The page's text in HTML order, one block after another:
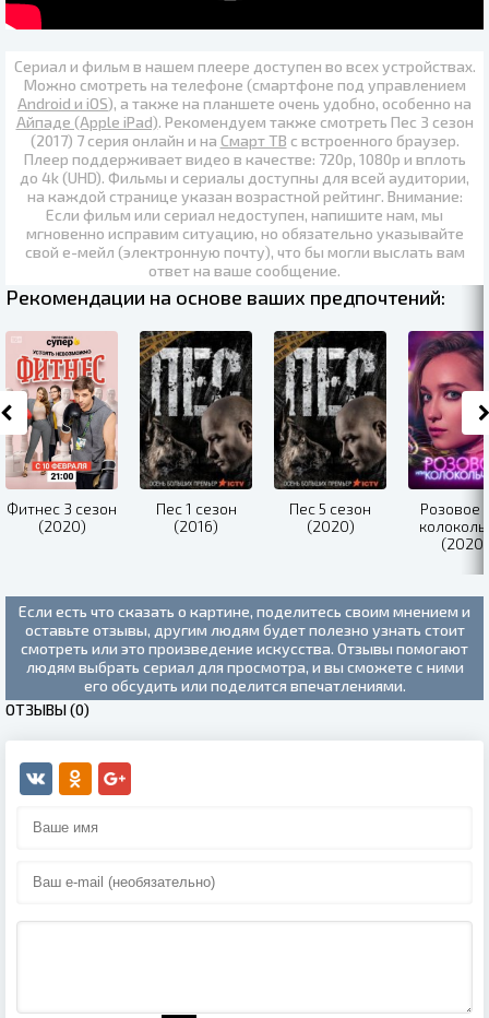
Сериал и фильм в нашем плеере доступен во всех устройствах.
Можно смотреть на телефоне (смартфоне под управлением
Android и iOS), а также на планшете очень удобно, особенно на
Айпаде (Apple iPad). Рекомендуем также смотреть Пес 3 сезон
(2017) 7 серия онлайн и на Смарт ТВ с встроенного браузер.
Плеер поддерживает видео в качестве: 720p, 1080p и вплоть
до 4k (UHD). Фильмы и сериалы доступны для всей аудитории,
на каждой странице указан возрастной рейтинг. Внимание:
Если фильм или сериал недоступен, напишите нам, мы
мгновенно исправим ситуацию, но обязательно указывайте
свой е-мейл (электронную почту), что бы могли выслать вам
ответ на ваше сообщение.
Рекомендации на основе ваших предпочтений:
Фитнес 3 сезон
(2020)
Пес 1 сезон
(2016)
Пес 5 сезон
(2020)
Розовое
(2020)
Если есть что сказать о картине, поделитесь своим мнением и
оставьте отзывы, другим людям будет полезно узнать стоит
смотреть или это произведение искусства. Отзывы помогают
людям выбрать сериал для просмотра, и вы сможете с ними
его обсудить или поделится впечатлениями.
ОТЗЫВЫ (0)